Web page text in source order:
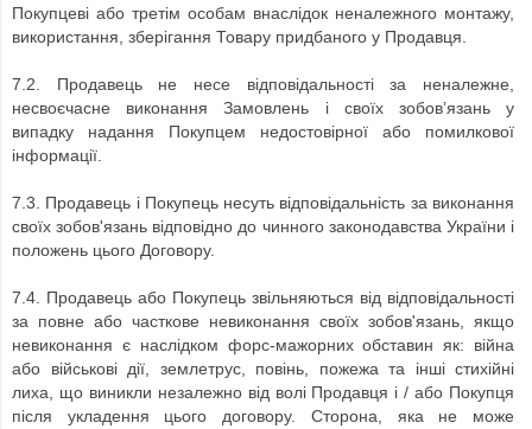
Покупцеві або третім особам внаслідок неналежного монтажу,
використання, зберігання Товару придбаного у Продавця.
7.2.
Продавець не несе відповідальності за неналежне,
несвоєчасне виконання Замовлень і своїх зобов’язань у
випадку надання Покупцем недостовірної або помилкової
інформації.
7.3.
Продавець і Покупець несуть відповідальність за виконання
своїх зобов'язань відповідно до чинного законодавства України і
положень цього Договору.
7.4.
Продавець або Покупець звільняються від відповідальності
за повне або часткове невиконання своїх зобов'язань, якщо
невиконання є наслідком форс-мажорних обставин як: війна
або військові дії, землетрус, повінь, пожежа та інші стихійні
лиха, що виникли незалежно від волі Продавця і / або Покупця
після укладення цього договору.
Сторона, яка не може